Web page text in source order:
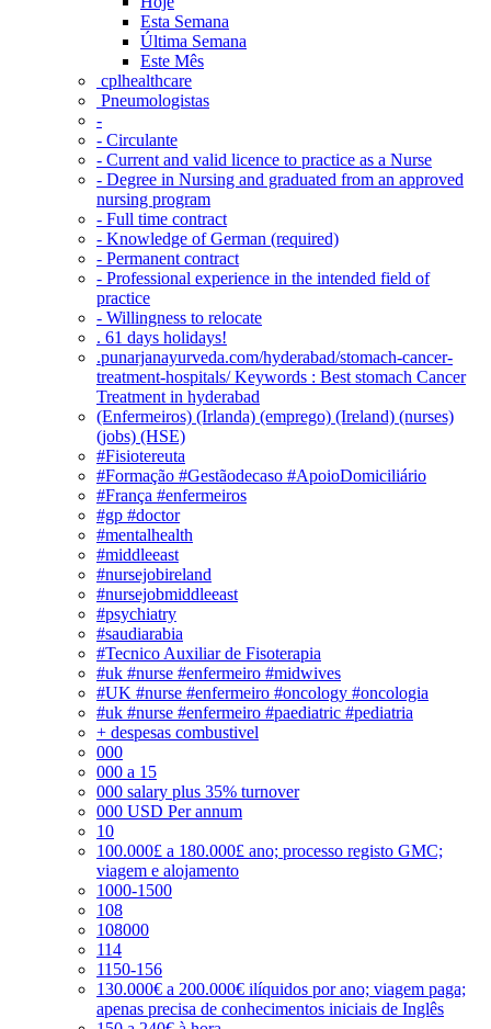
Esta Semana
Última Semana
Este Mês
‎ cplhealthcare‬
Pneumologistas
-
- Circulante
- Current and valid licence to practice as a Nurse
- Degree in Nursing and graduated from an approved
nursing program
- Full time contract
- Knowledge of German (required)
- Permanent contract
- Professional experience in the intended field of
practice
- Willingness to relocate
. 61 days holidays!
.punarjanayurveda.com/hyderabad/stomach-cancer-
treatment-hospitals/ Keywords : Best stomach Cancer
Treatment in hyderabad
(Enfermeiros) (Irlanda) (emprego) (Ireland) (nurses)
(jobs) (HSE)
#Fisiotereuta
#Formação #Gestãodecaso #ApoioDomiciliário
#França #enfermeiros
#gp #doctor
#mentalhealth
#middleeast
#nursejobireland
#nursejobmiddleeast
#psychiatry
#saudiarabia
#Tecnico Auxiliar de Fisoterapia
#uk #nurse #enfermeiro #midwives
#UK #nurse #enfermeiro #oncology #oncologia
#uk #nurse #enfermeiro #paediatric #pediatria
+ despesas combustivel
000
000 a 15
000 salary plus 35% turnover
000 USD Per annum
10
100.000£ a 180.000£ ano; processo registo GMC;
viagem e alojamento
1000-1500
108
108000
114
1150-156
130.000€ a 200.000€ ilíquidos por ano; viagem paga;
apenas precisa de conhecimentos iniciais de Inglês